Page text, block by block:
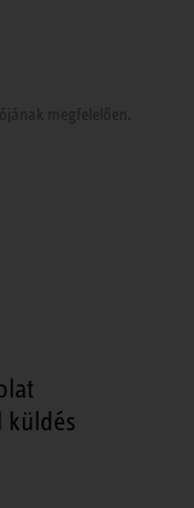
megfelelően.
küldés